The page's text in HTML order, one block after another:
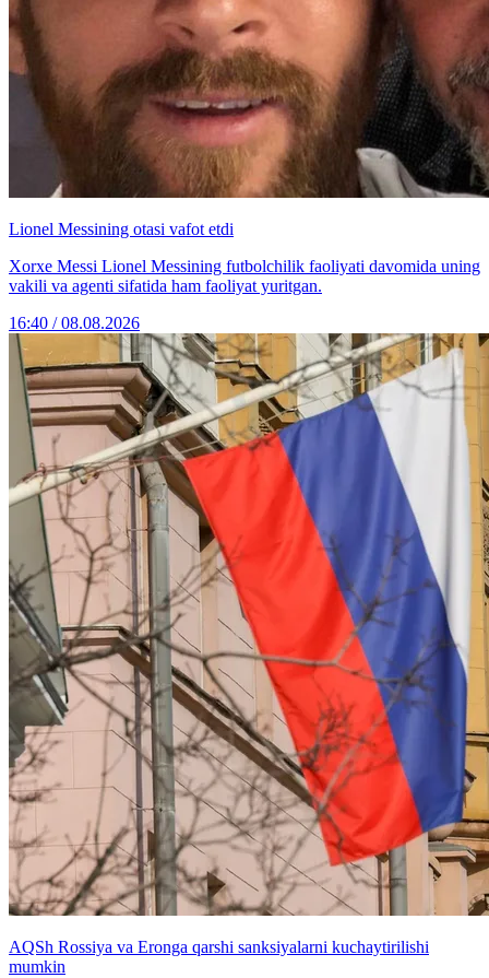
Lionel Messining otasi vafot etdi
Xorxe Messi Lionel Messining futbolchilik faoliyati davomida uning
vakili va agenti sifatida ham faoliyat yuritgan.
16:40 / 08.08.2026
AQSh Rossiya va Eronga qarshi sanksiyalarni kuchaytirilishi
mumkin